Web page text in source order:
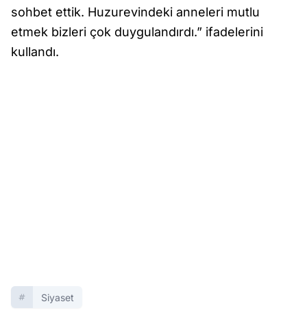
sohbet ettik. Huzurevindeki anneleri mutlu
etmek bizleri çok duygulandırdı.” ifadelerini
kullandı.
Siyaset